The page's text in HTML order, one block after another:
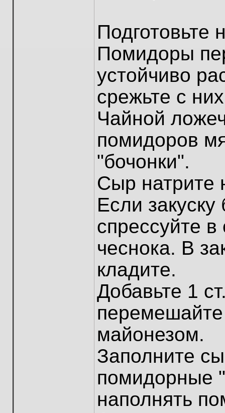
Подготовьте
Помидоры
устойчиво
срежьте с
Чайной
помидоров
"бочонки".
Сыр натрите
Если
спрессуйте
чеснока. В
кладите.
Добавьте 1
майонезом.
Заполните
помидорные
наполнять